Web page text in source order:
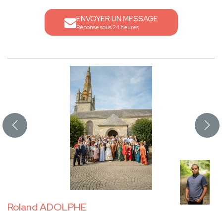
ENVOYER UN MESSAGE
Réponse sous 24 heures
Roland ADOLPHE